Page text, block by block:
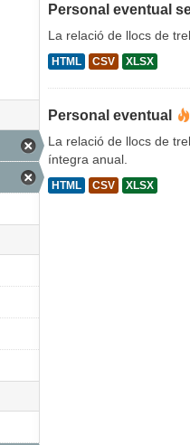
Personal eventual
La relació de llocs de
HTML CSV XLSX
Personal eventual
La relació de llocs de
íntegra anual.
HTML CSV XLSX